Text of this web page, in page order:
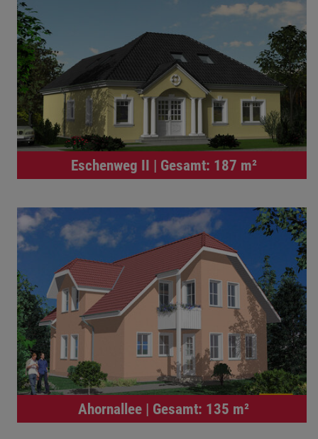
Eschenweg II | Gesamt: 187 m²
Ahornallee | Gesamt: 135 m²